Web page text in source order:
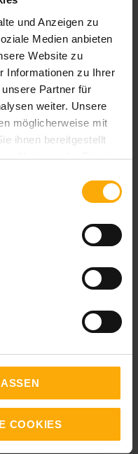
und Anzeigen zu
Medien anbieten
Website zu
Informationen zu Ihrer
Partner für
weiter. Unsere
möglicherweise mit
ihnen bereitgestellt
Nutzung der Dienste
COOKIES
. Sie
ist ein Eintrag
niemals an Dritte
gewünschten Inhalte
Daten speichern